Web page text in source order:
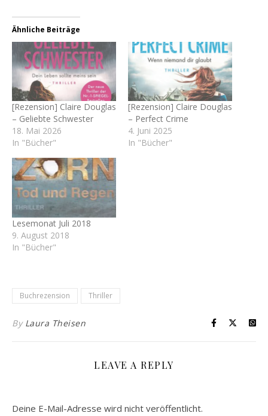
Ähnliche Beiträge
[Rezension] Claire Douglas
– Geliebte Schwester
18. Mai 2026
In "Bücher"
[Rezension] Claire Douglas
– Perfect Crime
4. Juni 2025
In "Bücher"
Lesemonat Juli 2018
9. August 2018
In "Bücher"
Buchrezension Thriller
By Laura Theisen
LEAVE A REPLY
Deine E-Mail-Adresse wird nicht veröffentlicht.